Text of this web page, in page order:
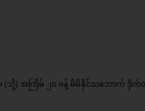
) အကြိမ် ၂၀ ခန့် မိမိနိုင်သဘောက် ဒိုက်ထို